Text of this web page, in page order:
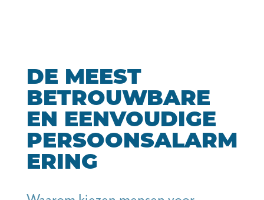
DE MEEST
BETROUWBARE
EN EENVOUDIGE
PERSOONSALARM
ERING